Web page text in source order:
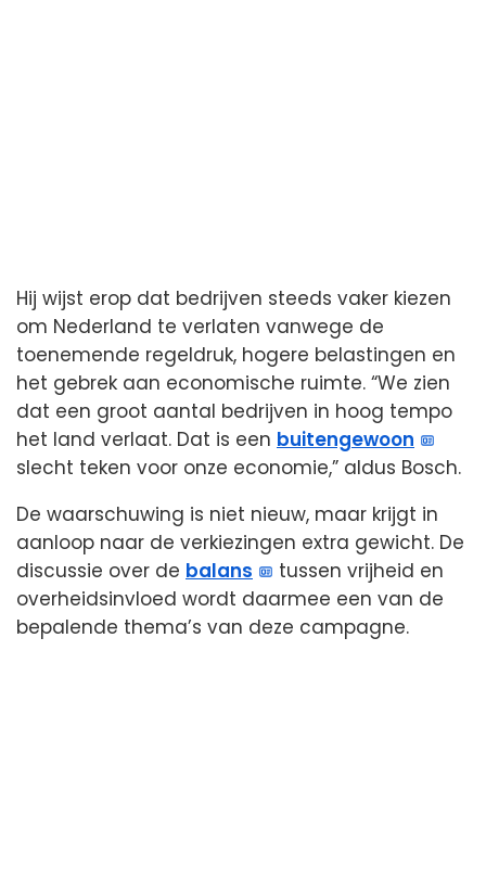
Hij wijst erop dat bedrijven steeds vaker kiezen
om Nederland te verlaten vanwege de
toenemende regeldruk, hogere belastingen en
het gebrek aan economische ruimte. “We zien
dat een groot aantal bedrijven in hoog tempo
het land verlaat. Dat is een buitengewoon
slecht teken voor onze economie,” aldus Bosch.
De waarschuwing is niet nieuw, maar krijgt in
aanloop naar de verkiezingen extra gewicht. De
discussie over de balans
tussen vrijheid en
overheidsinvloed wordt daarmee een van de
bepalende thema’s van deze campagne.